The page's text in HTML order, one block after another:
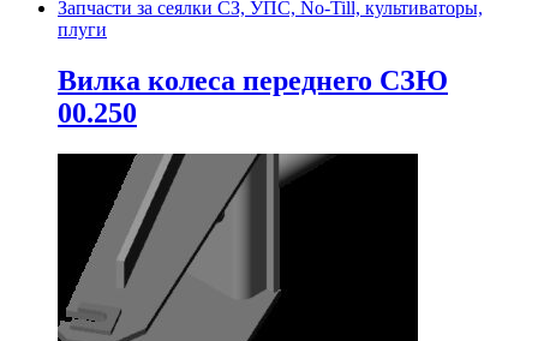
Запчасти за сеялки СЗ, УПС, No-Till, культиваторы,
плуги
Вилка колеса переднего СЗЮ
00.250